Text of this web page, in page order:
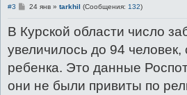
#3
С
б
щ
е
н
и
е
24 янв» tarkhil (Сообщения: 132)
В Курской области число
увеличилось до 94 человек,
ребенка. Это данные
они не были привиты по